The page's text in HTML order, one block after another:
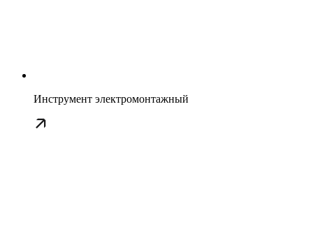
Инструмент электромонтажный